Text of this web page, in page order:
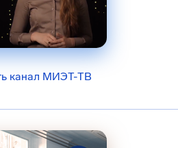
канал МИЭТ-ТВ